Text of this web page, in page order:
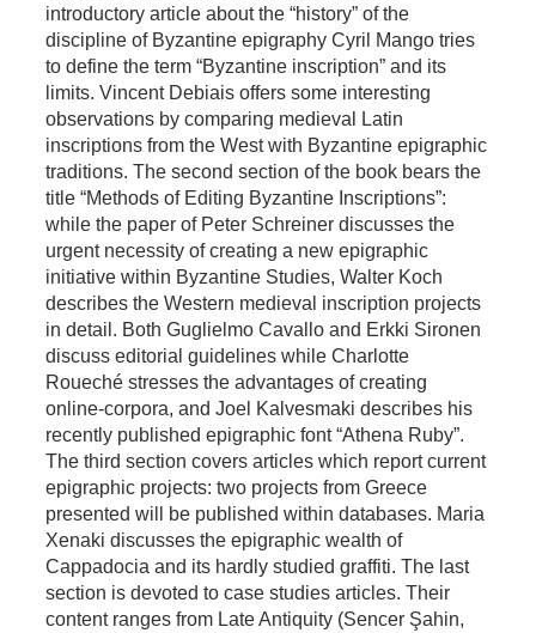
introductory article about the “history” of the
discipline of Byzantine epigraphy Cyril Mango tries
to define the term “Byzantine inscription” and its
limits. Vincent Debiais offers some interesting
observations by comparing medieval Latin
inscriptions from the West with Byzantine epigraphic
traditions. The second section of the book bears the
title “Methods of Editing Byzantine Inscriptions”:
while the paper of Peter Schreiner discusses the
urgent necessity of creating a new epigraphic
initiative within Byzantine Studies, Walter Koch
describes the Western medieval inscription projects
in detail. Both Guglielmo Cavallo and Erkki Sironen
discuss editorial guidelines while Charlotte
Roueché stresses the advantages of creating
online-corpora, and Joel Kalvesmaki describes his
recently published epigraphic font “Athena Ruby”.
The third section covers articles which report current
epigraphic projects: two projects from Greece
presented will be published within databases. Maria
Xenaki discusses the epigraphic wealth of
Cappadocia and its hardly studied graffiti. The last
section is devoted to case studies articles. Their
content ranges from Late Antiquity (Sencer Şahin,